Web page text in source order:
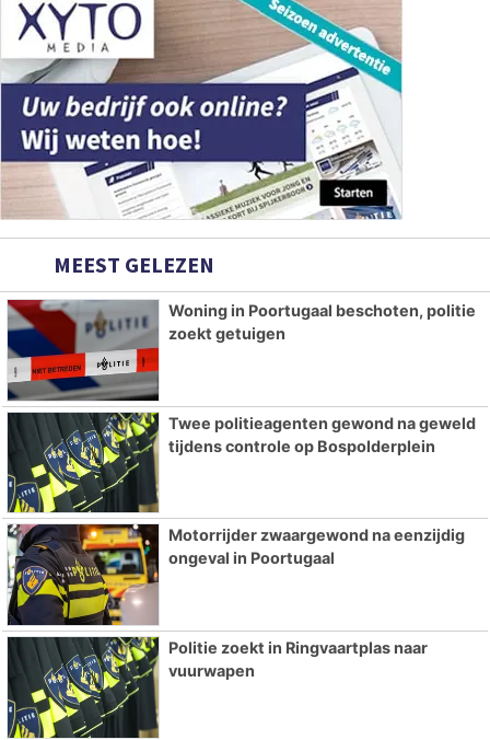
MEEST GELEZEN
Woning in Poortugaal beschoten, politie
zoekt getuigen
Twee politieagenten gewond na geweld
tijdens controle op Bospolderplein
Motorrijder zwaargewond na eenzijdig
ongeval in Poortugaal
Politie zoekt in Ringvaartplas naar
vuurwapen